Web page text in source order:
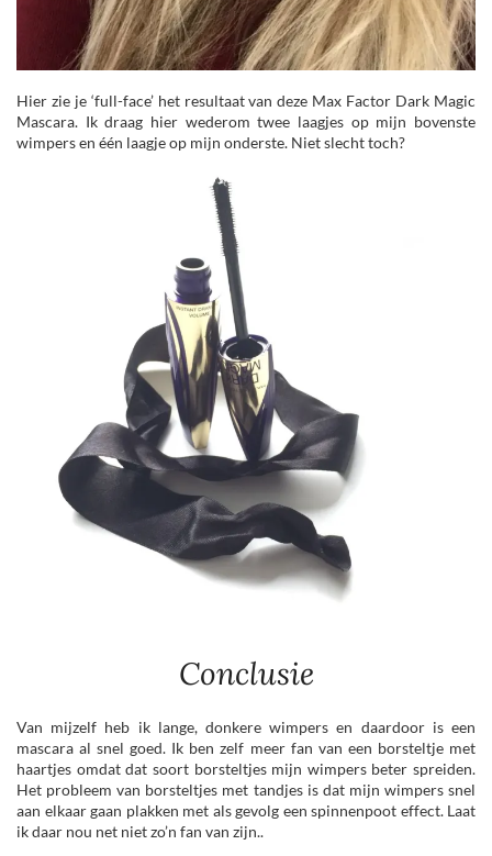
Hier zie je ‘full-face’ het resultaat van deze Max Factor Dark Magic
Mascara. Ik draag hier wederom twee laagjes op mijn bovenste
wimpers en één laagje op mijn onderste. Niet slecht toch?
Conclusie
Van mijzelf heb ik lange, donkere wimpers en daardoor is een
mascara al snel goed. Ik ben zelf meer fan van een borsteltje met
haartjes omdat dat soort borsteltjes mijn wimpers beter spreiden.
Het probleem van borsteltjes met tandjes is dat mijn wimpers snel
aan elkaar gaan plakken met als gevolg een spinnenpoot effect. Laat
ik daar nou net niet zo’n fan van zijn..